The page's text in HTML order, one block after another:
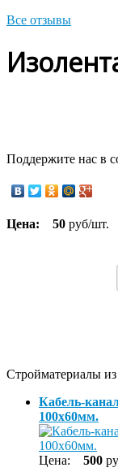
Все отзывы
Поддержите нас в
Цена: 50 руб/шт.
Стройматериалы
Кабель-
100х60мм.
Цена: 500